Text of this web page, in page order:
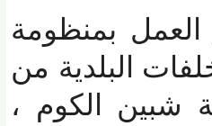
بمنظومة
البلدية من
الكوم ،